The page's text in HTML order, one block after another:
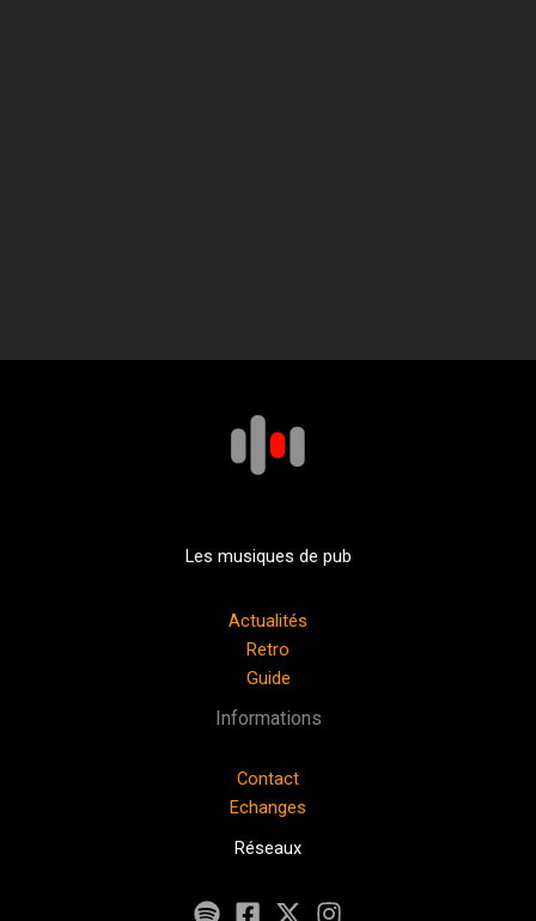
Les musiques de pub
Actualités
Retro
Guide
Informations
Contact
Echanges
Réseaux